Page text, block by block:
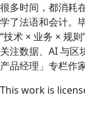
很多时间，都消耗
学了法语和会计。
“技术 × 业务 × 规
关注数据、AI 与区
产品经理」专栏作
This work is